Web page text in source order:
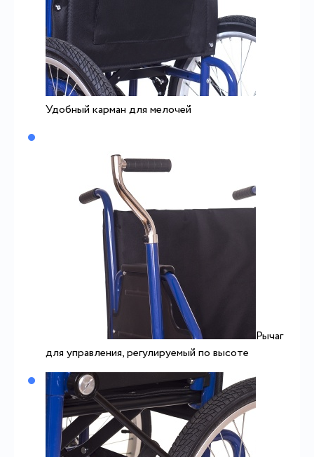
Удобный карман для мелочей
Рычаг
для управления, регулируемый по высоте